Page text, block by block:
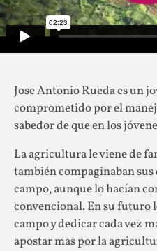
Jose Antonio Rueda es un
comprometido por el
sabedor de que en los
La agricultura le viene de
también compaginaban
campo, aunque lo hacían
convencional. En su futuro
campo y dedicar cada vez
apostar mas por la